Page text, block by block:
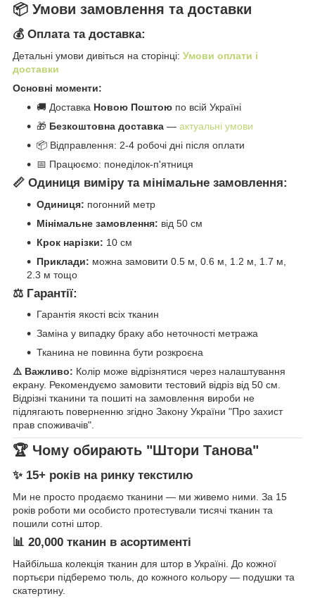
📦 Умови замовлення та доставки
💰 Оплата та доставка:
Детальні умови дивіться на сторінці: Умови оплати і
доставки
Основні моменти:
🚚 Доставка Новою Поштою по всій Україні
🎁 Безкоштовна доставка — актуальні умови
📦 Відправлення: 2-4 робочі дні після оплати
📅 Працюємо: понеділок-п'ятниця
📏 Одиниця виміру та мінімальне замовлення:
Одиниця: погонний метр
Мінімальне замовлення: від 50 см
Крок нарізки: 10 см
Приклади: можна замовити 0.5 м, 0.6 м, 1.2 м, 1.7 м,
2.3 м тощо
⚖️ Гарантії:
Гарантія якості всіх тканин
Заміна у випадку браку або неточності метража
Тканина не повинна бути розкроєна
⚠️ Важливо: Колір може відрізнятися через налаштування
екрану. Рекомендуємо замовити тестовий відріз від 50 см.
Відрізні тканини та пошиті на замовлення вироби не
підлягають поверненню згідно Закону України "Про захист
прав споживачів".
🏆 Чому обирають "Штори Танова"
✨ 15+ років на ринку текстилю
Ми не просто продаємо тканини — ми живемо ними. За 15
років роботи ми особисто протестували тисячі тканин та
пошили сотні штор.
📊 20,000 тканин в асортименті
Найбільша колекція тканин для штор в Україні. До кожної
портьєри підберемо тюль, до кожного кольору — подушки та
скатертину.